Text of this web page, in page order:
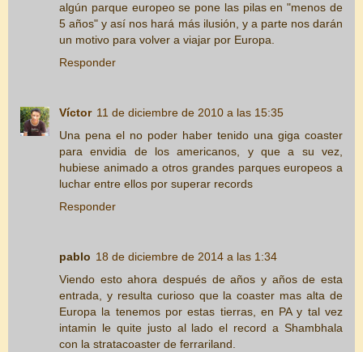
algún parque europeo se pone las pilas en "menos de
5 años" y así nos hará más ilusión, y a parte nos darán
un motivo para volver a viajar por Europa.
Responder
Víctor 11 de diciembre de 2010 a las 15:35
Una pena el no poder haber tenido una giga coaster
para envidia de los americanos, y que a su vez,
hubiese animado a otros grandes parques europeos a
luchar entre ellos por superar records
Responder
pablo 18 de diciembre de 2014 a las 1:34
Viendo esto ahora después de años y años de esta
entrada, y resulta curioso que la coaster mas alta de
Europa la tenemos por estas tierras, en PA y tal vez
intamin le quite justo al lado el record a Shambhala
con la stratacoaster de ferrariland.